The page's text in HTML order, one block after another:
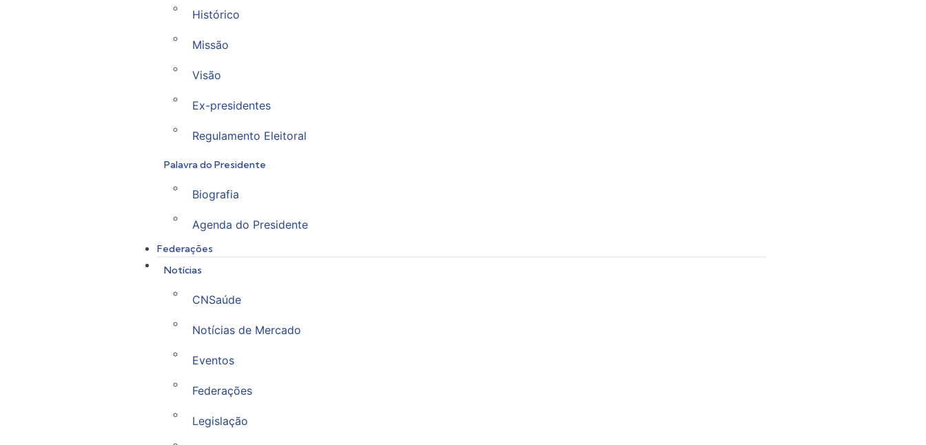
Histórico
Missão
Visão
Ex-presidentes
Regulamento Eleitoral
Palavra do Presidente
Biografia
Agenda do Presidente
Federações
Notícias
CNSaúde
Notícias de Mercado
Eventos
Federações
Legislação